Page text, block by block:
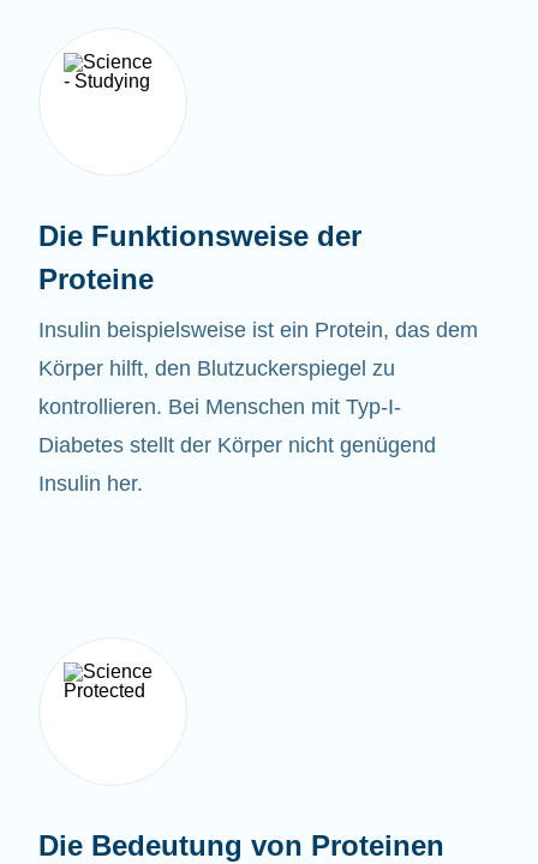
Die Funktionsweise der
Proteine
Insulin beispielsweise ist ein Protein, das dem
Körper hilft, den Blutzuckerspiegel zu
kontrollieren. Bei Menschen mit Typ-I-
Diabetes stellt der Körper nicht genügend
Insulin her.
Die Bedeutung von Proteinen